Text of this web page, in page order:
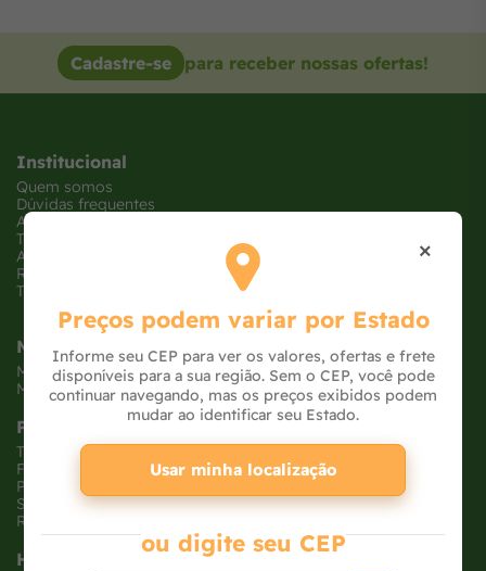
Cadastre-se para receber nossas ofertas!
Institucional
Quem somos
Dúvidas frequentes
Atendimento
Trabalhe conosco
Ajude uma ONG
Receba Ofertas
Tabloide de Ofertas
Minha Conta
Meus pedidos
Meus dados
Políticas
Trocas e devoluções
Formas de pagamento
Políticas de entrega
Segurança e privacidade
Relatório Transparência Salarial
Horários
×
Preços podem variar por Estado
Informe seu CEP para ver os valores, ofertas e frete
disponíveis para a sua região. Sem o CEP, você pode
continuar navegando, mas os preços exibidos podem
mudar ao identificar seu Estado.
Usar minha localização
ou digite seu CEP